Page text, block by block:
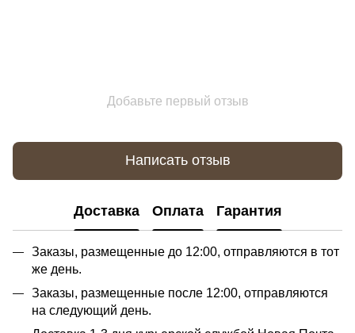
Добавьте первый отзыв
Написать отзыв
Доставка Оплата Гарантия
Заказы, размещенные до 12:00, отправляются в тот
же день.
Заказы, размещенные после 12:00, отправляются
на следующий день.